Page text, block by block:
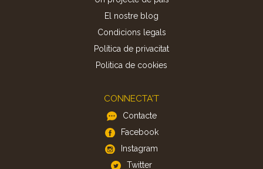
El nostre blog
Condicions legals
Política de privacitat
Politica de cookies
CONNECTA'T
Contacte
Facebook
Instagram
Twitter